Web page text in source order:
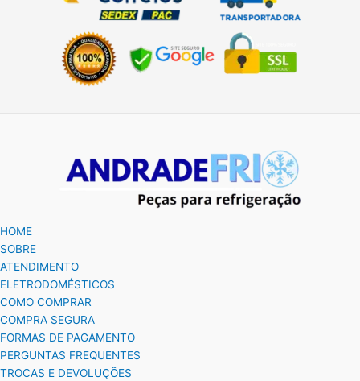
HOME
SOBRE
ATENDIMENTO
ELETRODOMÉSTICOS
COMO COMPRAR
COMPRA SEGURA
FORMAS DE PAGAMENTO
PERGUNTAS FREQUENTES
TROCAS E DEVOLUÇÕES